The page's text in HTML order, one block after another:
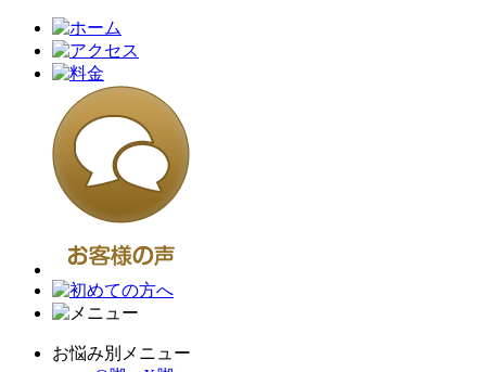
お悩み別メニュー